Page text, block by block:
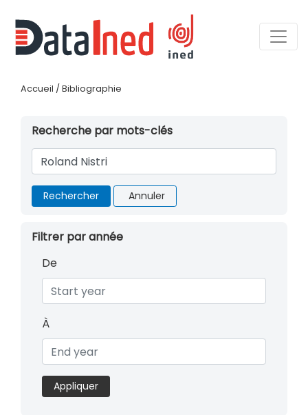
Accueil / Bibliographie
Recherche par mots-clés
Rechercher Annuler
Filtrer par année
De
À
Appliquer